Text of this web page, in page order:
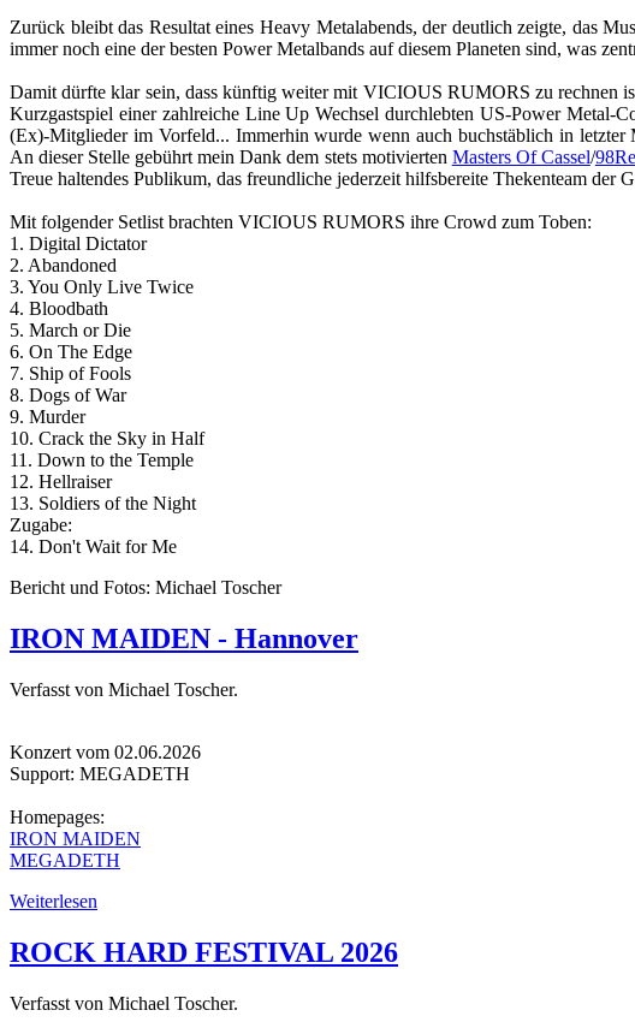
Zurück bleibt das Resultat eines Heavy Metalabends, der deutlich zeigte, das
immer noch eine der besten Power Metalbands auf diesem Planeten sind, was
Damit dürfte klar sein, dass künftig weiter mit VICIOUS RUMORS zu
Kurzgastspiel einer zahlreiche Line Up Wechsel durchlebten US-Power Metal-
(Ex)-Mitglieder im Vorfeld... Immerhin wurde wenn auch buchstäblich in letzter
An dieser Stelle gebührt mein Dank dem stets motivierten Masters Of Cassel/
Treue haltendes Publikum, das freundliche jederzeit hilfsbereite Thekenteam
Mit folgender Setlist brachten VICIOUS RUMORS ihre Crowd zum Toben:
1. Digital Dictator
2. Abandoned
3. You Only Live Twice
4. Bloodbath
5. March or Die
6. On The Edge
7. Ship of Fools
8. Dogs of War
9. Murder
10. Crack the Sky in Half
11. Down to the Temple
12. Hellraiser
13. Soldiers of the Night
Zugabe:
14. Don't Wait for Me
Bericht und Fotos: Michael Toscher
IRON MAIDEN - Hannover
Verfasst von Michael Toscher.
Konzert vom 02.06.2026
Support: MEGADETH
Homepages:
IRON MAIDEN
MEGADETH
Weiterlesen
ROCK HARD FESTIVAL 2026
Verfasst von Michael Toscher.